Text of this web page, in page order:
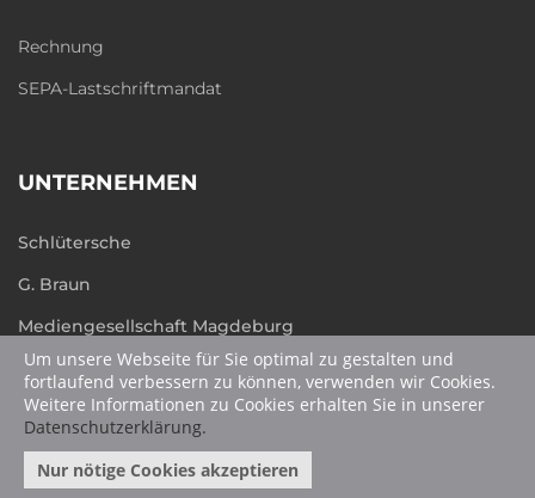
Rechnung
SEPA-Lastschriftmandat
UNTERNEHMEN
Schlütersche
G. Braun
Mediengesellschaft Magdeburg
humboldt.de
Um unsere Webseite für Sie optimal zu gestalten und
fortlaufend verbessern zu können, verwenden wir Cookies.
Weitere Informationen zu Cookies erhalten Sie in unserer
Datenschutzerklärung.
Nur nötige Cookies akzeptieren